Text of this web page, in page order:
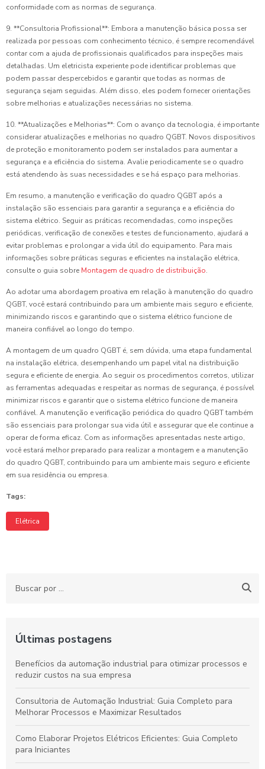
conformidade com as normas de segurança.
9. **Consultoria Profissional**: Embora a manutenção básica possa ser
realizada por pessoas com conhecimento técnico, é sempre recomendável
contar com a ajuda de profissionais qualificados para inspeções mais
detalhadas. Um eletricista experiente pode identificar problemas que
podem passar despercebidos e garantir que todas as normas de
segurança sejam seguidas. Além disso, eles podem fornecer orientações
sobre melhorias e atualizações necessárias no sistema.
10. **Atualizações e Melhorias**: Com o avanço da tecnologia, é importante
considerar atualizações e melhorias no quadro QGBT. Novos dispositivos
de proteção e monitoramento podem ser instalados para aumentar a
segurança e a eficiência do sistema. Avalie periodicamente se o quadro
está atendendo às suas necessidades e se há espaço para melhorias.
Em resumo, a manutenção e verificação do quadro QGBT após a
instalação são essenciais para garantir a segurança e a eficiência do
sistema elétrico. Seguir as práticas recomendadas, como inspeções
periódicas, verificação de conexões e testes de funcionamento, ajudará a
evitar problemas e prolongar a vida útil do equipamento. Para mais
informações sobre práticas seguras e eficientes na instalação elétrica,
consulte o guia sobre Montagem de quadro de distribuição.
Ao adotar uma abordagem proativa em relação à manutenção do quadro
QGBT, você estará contribuindo para um ambiente mais seguro e eficiente,
minimizando riscos e garantindo que o sistema elétrico funcione de
maneira confiável ao longo do tempo.
A montagem de um quadro QGBT é, sem dúvida, uma etapa fundamental
na instalação elétrica, desempenhando um papel vital na distribuição
segura e eficiente de energia. Ao seguir os procedimentos corretos, utilizar
as ferramentas adequadas e respeitar as normas de segurança, é possível
minimizar riscos e garantir que o sistema elétrico funcione de maneira
confiável. A manutenção e verificação periódica do quadro QGBT também
são essenciais para prolongar sua vida útil e assegurar que ele continue a
operar de forma eficaz. Com as informações apresentadas neste artigo,
você estará melhor preparado para realizar a montagem e a manutenção
do quadro QGBT, contribuindo para um ambiente mais seguro e eficiente
em sua residência ou empresa.
Tags:
Elétrica
Últimas postagens
Benefícios da automação industrial para otimizar processos e
reduzir custos na sua empresa
Consultoria de Automação Industrial: Guia Completo para
Melhorar Processos e Maximizar Resultados
Como Elaborar Projetos Elétricos Eficientes: Guia Completo
para Iniciantes